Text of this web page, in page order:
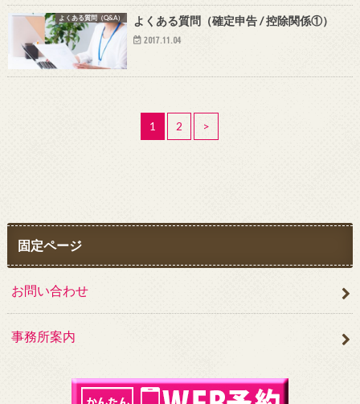
よくある質問（Q&A） よくある質問（確定申告 / 控除関係①）
2017.11.04
1 2 >
固定ページ
お問い合わせ
事務所案内